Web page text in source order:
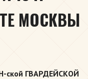
МОСКВЫ
ГВАРДЕЙСКОЙ